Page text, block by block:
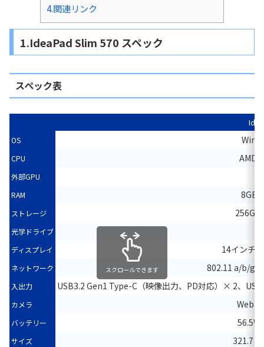
4.関連リンク
1.IdeaPad Slim 570 スペック
スペック表
OS
CPU AMD
外部GPU
RAM
8GB
ストレージ 256GB
光学ドライブ
ディスプレイ
14インチ
ネットワーク 802.11 a/b/g/
入出力 USB3.2 Gen1 Type-C（映像出力、PD対応）× 2、
カメラ Web
バッテリー
サイズ 321.7 x
スクロールできます